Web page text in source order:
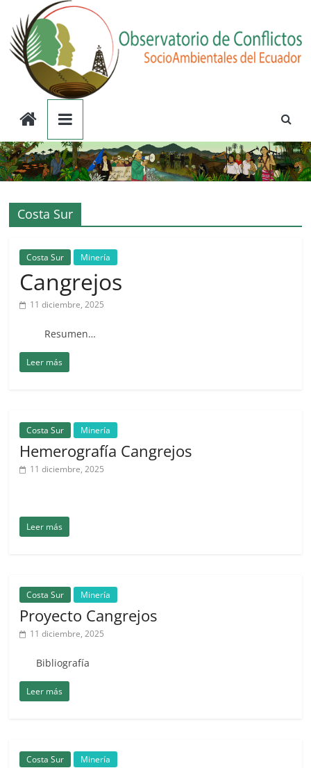
contenido
Observatorio
de
Conflictos
Socioambientales
del
Ecuador
Costa Sur
Costa Sur Minería
Cangrejos
11 diciembre, 2025
Resumen…
Leer más
Costa Sur Minería
Hemerografía Cangrejos
11 diciembre, 2025
Leer más
Costa Sur Minería
Proyecto Cangrejos
11 diciembre, 2025
Bibliografía
Leer más
Costa Sur Minería